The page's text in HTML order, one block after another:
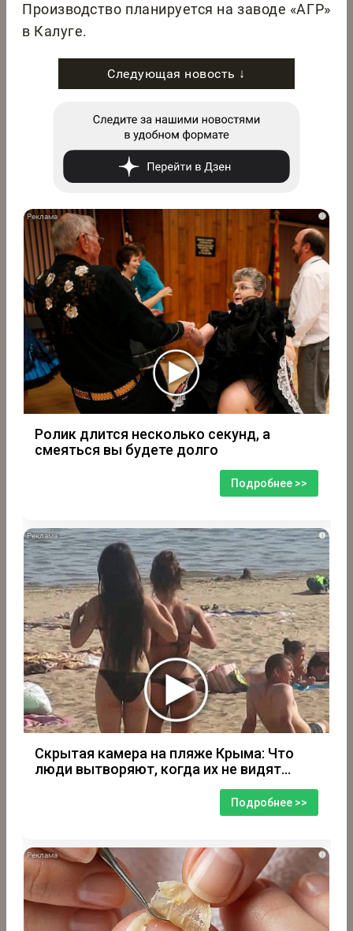
Производство планируется на заводе «АГР»
в Калуге.
Следующая новость ↓
i
Ролик длится несколько секунд, а
смеяться вы будете долго
Подробнее >>
i
Скрытая камера на пляже Крыма: Что
люди вытворяют, когда их не видят...
Подробнее >>
i